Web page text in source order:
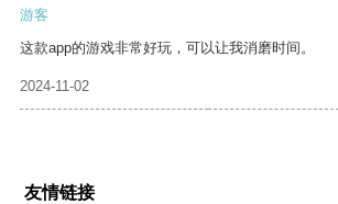
游客
这款app的游戏非常好玩，可以让我消磨时间。
2024-11-02
友情链接